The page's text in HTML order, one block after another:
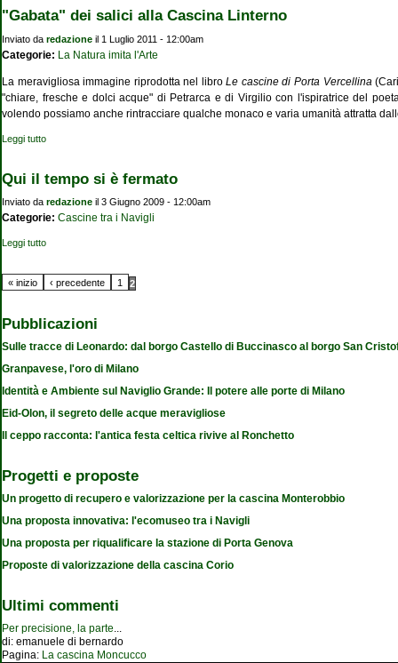
"Gabata" dei salici alla Cascina Linterno
Inviato da redazione il 1 Luglio 2011 - 12:00am
Categorie: La Natura imita l'Arte
La meravigliosa immagine riprodotta nel libroLe cascine di Porta Vercellina
"chiare, fresche e dolci acque" di Petrarca e di Virgilio con l'ispiratrice del
volendo possiamo anche rintracciare qualche monaco e varia umanità attratta
Leggi tutto
Qui il tempo si è fermato
Inviato da redazione il 3 Giugno 2009 - 12:00am
Categorie: Cascine tra i Navigli
Leggi tutto
Pagine
« inizio ‹ precedente 1 2
Pubblicazioni
Sulle tracce di Leonardo: dal borgo Castello di Buccinasco al borgo San
Granpavese, l'oro di Milano
Identità e Ambiente sul Naviglio Grande: Il potere alle porte di Milano
Eid-Olon, il segreto delle acque meravigliose
Il ceppo racconta: l'antica festa celtica rivive al Ronchetto
Progetti e proposte
Un progetto di recupero e valorizzazione per la cascina Monterobbio
Una proposta innovativa: l'ecomuseo tra i Navigli
Una proposta per riqualificare la stazione di Porta Genova
Proposte di valorizzazione della cascina Corio
Ultimi commenti
Per precisione, la parte...
di: emanuele di bernardo
Pagina: La cascina Moncucco